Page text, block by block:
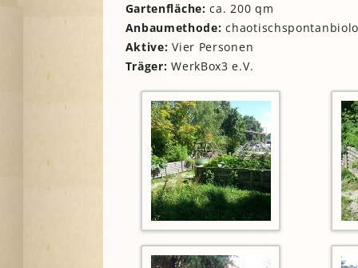
Historische Gärten
Weitere Gartenprojekte
Terra
Gartenfläche: ca. 200 qm
Anbaumethode:
Aktive: Vier Personen
Träger: WerkBox3 e.V.